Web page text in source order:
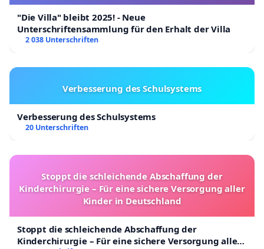
"Die Villa" bleibt 2025! - Neue
Unterschriftensammlung für den Erhalt der Villa
2 038 Unterschriften
Verbesserung des Schulsystems
Verbesserung des Schulsystems
20 Unterschriften
Stoppt die schleichende Abschaffung der
Kinderchirurgie – Für eine sichere Versorgung aller
Kinder in Deutschland
Stoppt die schleichende Abschaffung der
Kinderchirurgie – Für eine sichere Versorgung aller